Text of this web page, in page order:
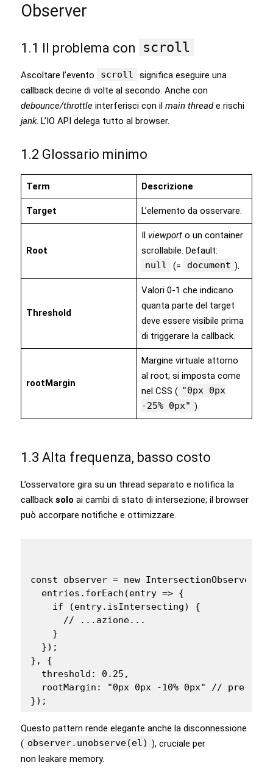
Observer
1.1 Il problema con scroll
Ascoltare l’evento scroll
significa eseguire una
callback decine di volte al secondo. Anche con
debounce/throttle interferisci con il main threade rischi
jank. L’IO API delega tutto al browser.
1.2 Glossario minimo
Term Descrizione
Target L’elemento da osservare.
Root
Il viewporto un container
scrollabile. Default:
null
(= document ).
Threshold
Valori 0‑1 che indicano
quanta parte del target
deve essere visibile prima
di triggerare la callback.
rootMargin
Margine virtuale attorno
al root; si imposta come
nel CSS ( "0px 0px
-25% 0px" ).
1.3 Alta frequenza, basso costo
L’osservatore gira su un thread separato e notifica la
callback solo ai cambi di stato di intersezione; il browser
può accorpare notifiche e ottimizzare.
const observer = new
  entries.forEach(entry => {
    if (entry.isIntersecting) {
      // ...azione...
    }
  });
}, {
  threshold: 0.25,
rootMargin: "0px 0px -10% 0px" //
});
Questo pattern rende elegante anche la disconnessione
( observer.unobserve(el) ), cruciale per
non leakare memory.